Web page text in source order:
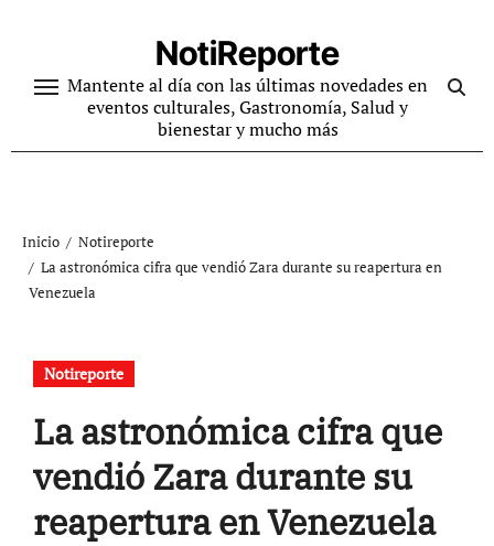
contenido
NotiReporte
Mantente al día con las últimas novedades en
eventos culturales, Gastronomía, Salud y
bienestar y mucho más
Inicio
Notireporte
La astronómica cifra que vendió Zara durante su reapertura en
Venezuela
Notireporte
La astronómica cifra que
vendió Zara durante su
reapertura en Venezuela